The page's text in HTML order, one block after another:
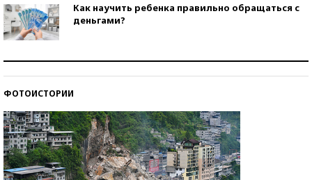
Как научить ребенка правильно обращаться с
деньгами?
ФОТОИСТОРИИ